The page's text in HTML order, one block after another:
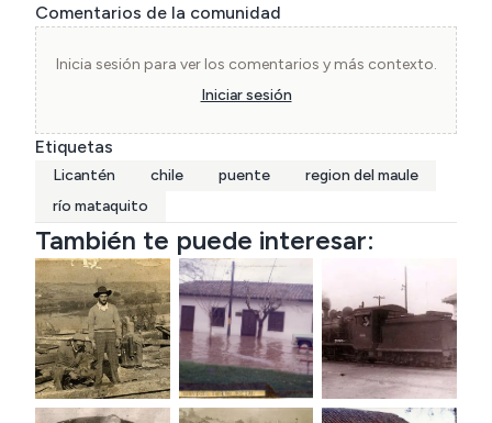
Comentarios de la comunidad
Inicia sesión para ver los comentarios y más contexto.
Iniciar sesión
Etiquetas
Licantén chile puente
region del maule
río mataquito
También te puede interesar: